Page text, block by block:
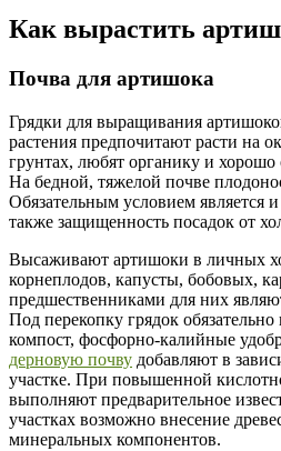
Как вырастить
Почва для артишока
Грядки для выращивания
растения предпочитают расти на
грунтах, любят органику и хорошо
На бедной, тяжелой почве
Обязательным условием является
также защищенность посадок от
Высаживают артишоки в личных
корнеплодов, капусты, бобовых,
предшественниками для них
Под перекопку грядок
компост, фосфорно-калийные
дерновую почву добавляют в
участке. При повышенной
выполняют предварительное
участках возможно внесение
минеральных компонентов.